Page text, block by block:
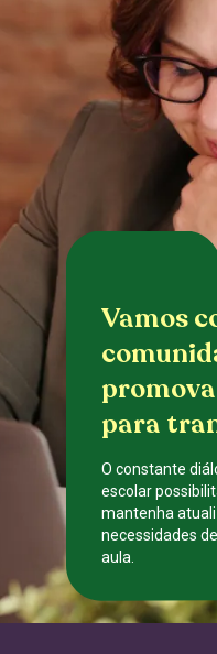
Vamos
para
O constante
escolar
mantenha
necessidades
aula.